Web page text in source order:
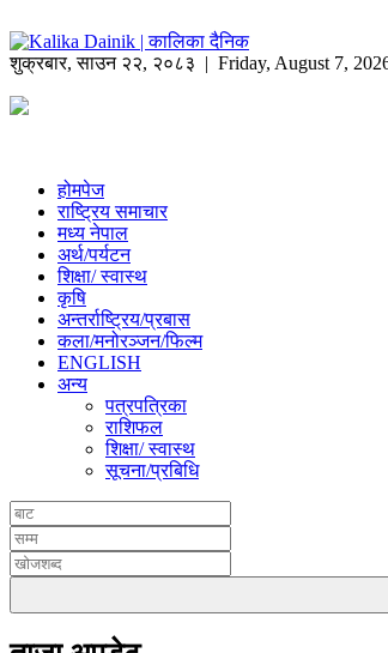
शुक्रबार,साउन २२, २०८३ | Friday, August 7,
होमपेज
राष्ट्रिय समाचार
मध्य नेपाल
अर्थ/पर्यटन
शिक्षा/ स्वास्थ
कृषि
अन्तर्राष्ट्रिय/प्रबास
कला/मनोरञ्जन/फिल्म
ENGLISH
अन्य
पत्रपत्रिका
राशिफल
शिक्षा/ स्वास्थ
सूचना/प्रबिधि